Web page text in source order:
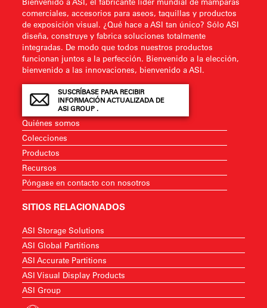
comerciales, accesorios para aseos, taquillas y productos
de exposición visual. ¿Qué hace a ASI tan único? Sólo ASI
diseña, construye y fabrica soluciones totalmente
integradas. De modo que todos nuestros productos
funcionan juntos a la perfección. Bienvenido a la elección,
bienvenido a las innovaciones, bienvenido a ASI.
SUSCRÍBASE PARA RECIBIR
INFORMACIÓN ACTUALIZADA DE
ASI GROUP .
Quiénes somos
Colecciones
Productos
Recursos
Póngase en contacto con nosotros
SITIOS RELACIONADOS
ASI Storage Solutions
ASI Global Partitions
ASI Accurate Partitions
ASI Visual Display Products
ASI Group